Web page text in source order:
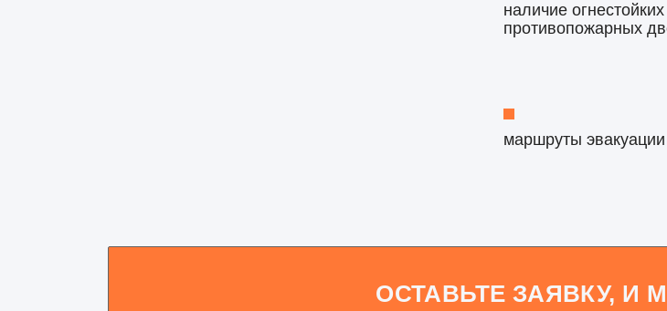
наличие огнестойких
противопожарных
маршруты эвакуации
ОСТАВЬТЕ ЗАЯВКУ,